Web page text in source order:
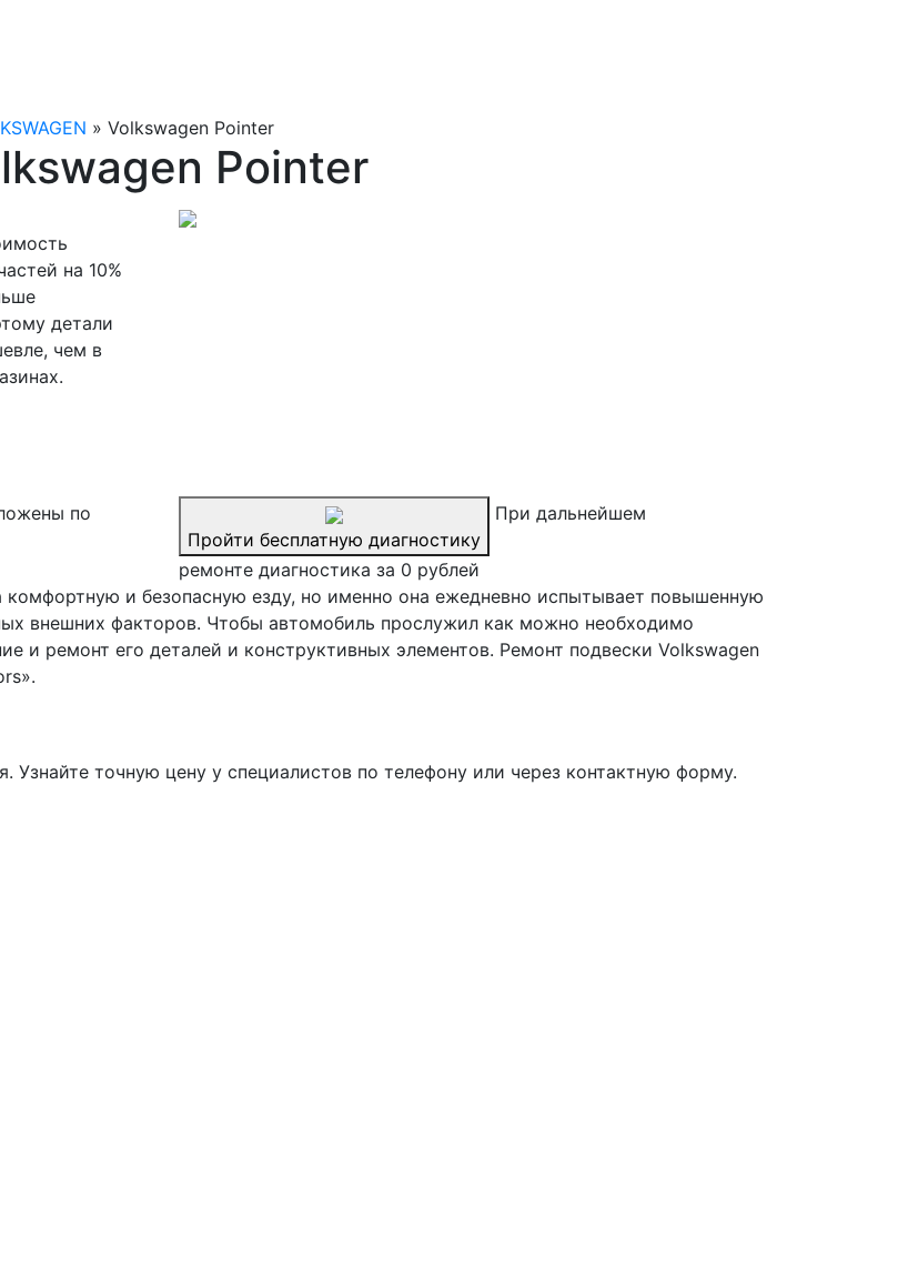
» Volkswagen Pointer
Pointer
на 10%
детали
чем в
по
Пройти бесплатную диагностику
При дальнейшем
ремонте диагностика за 0 рублей
комфортную и безопасную езду, но именно она ежедневно испытывает повышенную
внешних факторов. Чтобы автомобиль прослужил как можно необходимо
и ремонт его деталей и конструктивных элементов. Ремонт подвески Volkswagen
точную цену у специалистов по телефону или через контактную форму.